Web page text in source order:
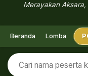
Merayakan
Beranda Lomba